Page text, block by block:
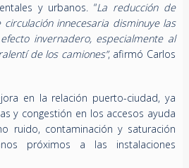
y urbanos. “La reducción de
innecesaria disminuye las
invernadero, especialmente al
de los camiones”, afirmó Carlos
en la relación puerto-ciudad, ya
y congestión en los accesos ayuda
ruido, contaminación y saturación
próximos a las instalaciones